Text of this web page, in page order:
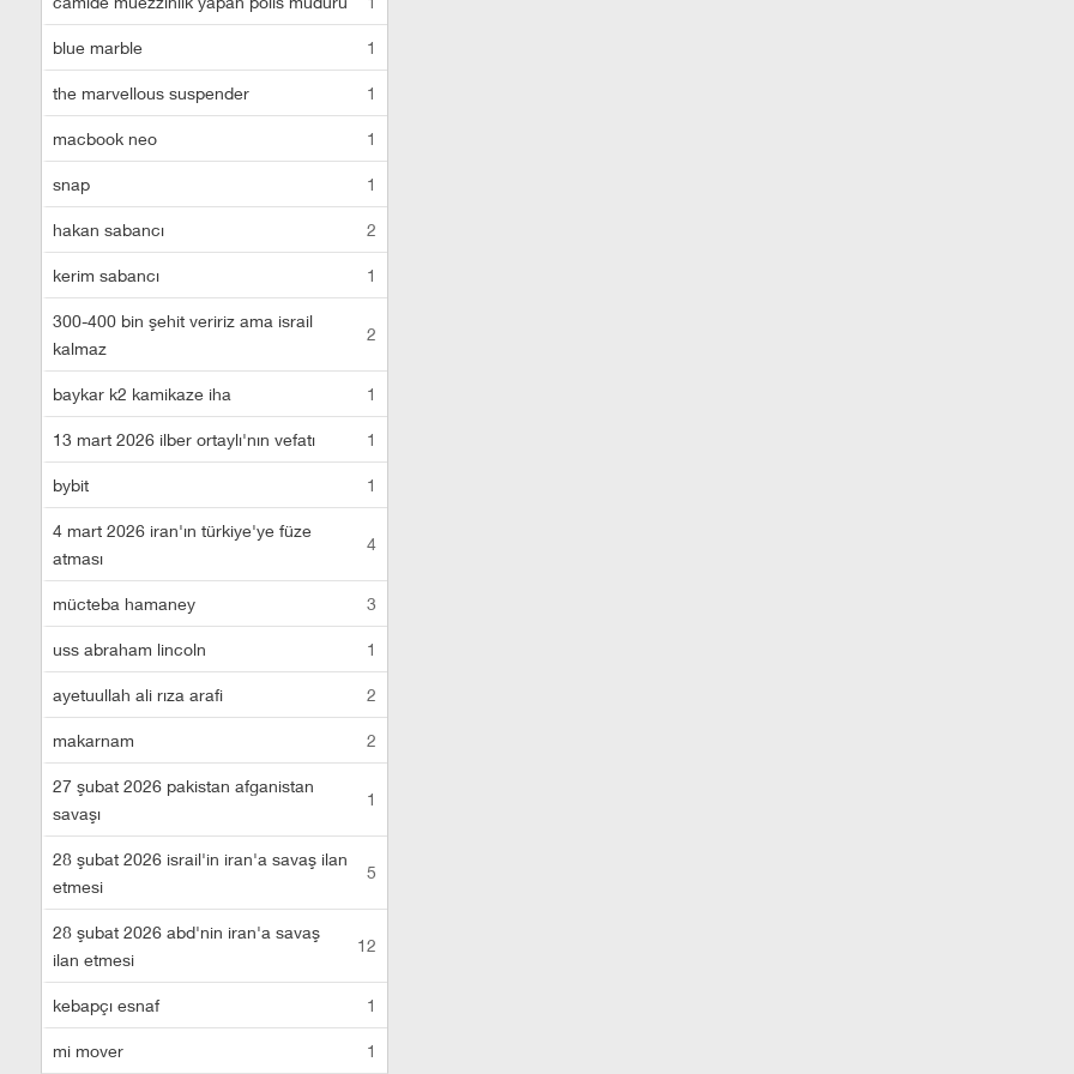
blue marble 1
the marvellous suspender 1
macbook neo 1
snap 1
hakan sabancı 2
kerim sabancı 1
300-400 bin şehit veririz ama israil
kalmaz
2
baykar k2 kamikaze iha 1
13 mart 2026 ilber ortaylı'nın vefatı 1
bybit 1
4 mart 2026 iran'ın türkiye'ye füze
atması
4
mücteba hamaney 3
uss abraham lincoln 1
ayetuullah ali rıza arafi 2
makarnam 2
27 şubat 2026 pakistan afganistan
savaşı
1
28 şubat 2026 israil'in iran'a savaş ilan
etmesi
5
28 şubat 2026 abd'nin iran'a savaş
ilan etmesi
12
kebapçı esnaf 1
mi mover 1